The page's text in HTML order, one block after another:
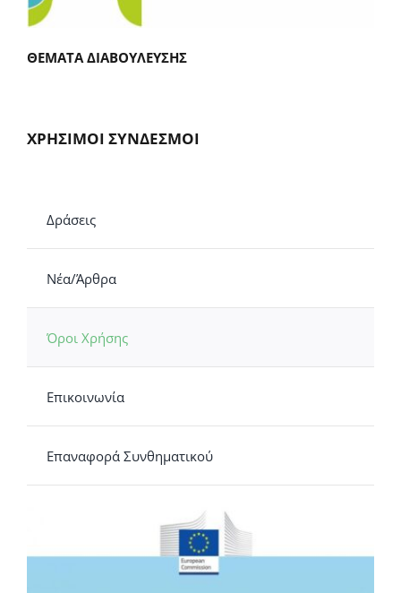
ΘΕΜΑΤΑ ΔΙΑΒΟΥΛΕΥΣΗΣ
ΧΡΗΣΙΜΟΙ ΣΥΝΔΕΣΜΟΙ
Δράσεις
Νέα/Άρθρα
Όροι Χρήσης
Επικοινωνία
Επαναφορά Συνθηματικού